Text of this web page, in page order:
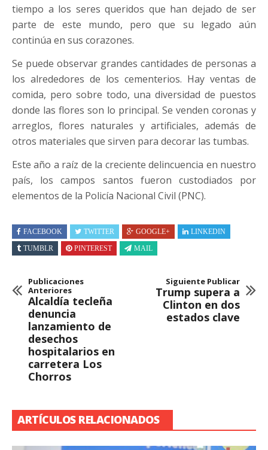
tiempo a los seres queridos que han dejado de ser
parte de este mundo, pero que su legado aún
continúa en sus corazones.
Se puede observar grandes cantidades de personas a
los alrededores de los cementerios. Hay ventas de
comida, pero sobre todo, una diversidad de puestos
donde las flores son lo principal. Se venden coronas y
arreglos, flores naturales y artificiales, además de
otros materiales que sirven para decorar las tumbas.
Este año a raíz de la creciente delincuencia en nuestro
país, los campos santos fueron custodiados por
elementos de la Policía Nacional Civil (PNC).
FACEBOOK TWITTER GOOGLE+
LINKEDIN
TUMBLR
PINTEREST MAIL
Publicaciones
Anteriores
Alcaldía tecleña
denuncia
lanzamiento de
desechos
hospitalarios en
carretera Los
Chorros
Siguiente Publicar
Trump supera a
Clinton en dos
estados clave
ARTÍCULOS RELACIONADOS